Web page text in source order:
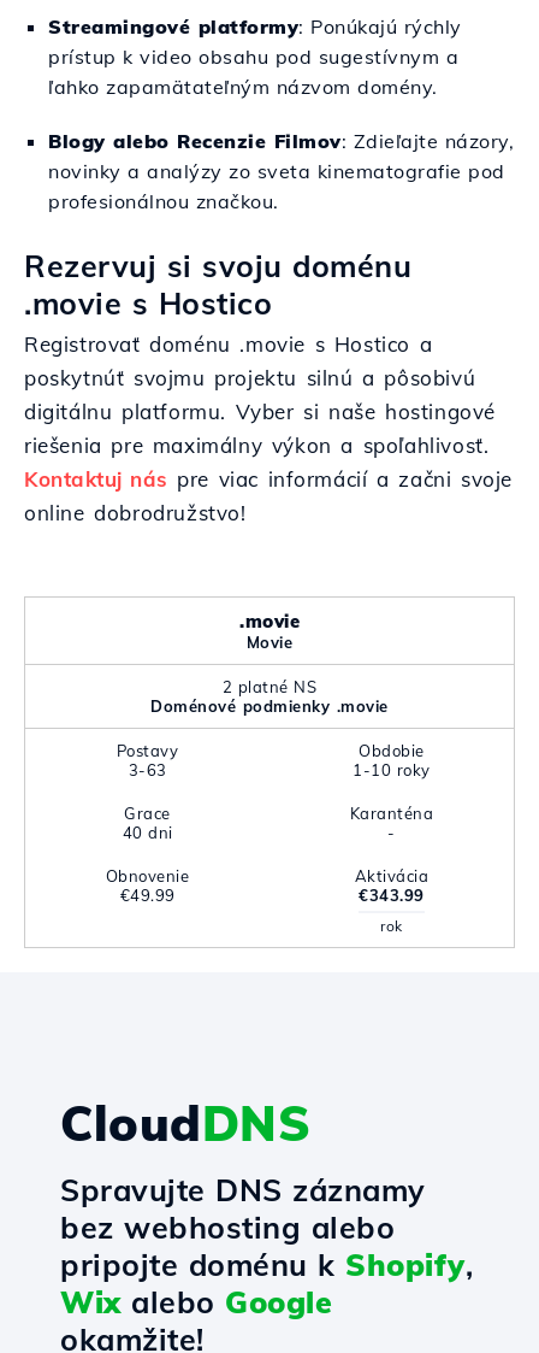
Streamingové platformy: Ponúkajú rýchly
prístup k video obsahu pod sugestívnym a
ľahko zapamätateľným názvom domény.
Blogy alebo Recenzie Filmov: Zdieľajte názory,
novinky a analýzy zo sveta kinematografie pod
profesionálnou značkou.
Rezervuj si svoju doménu
.movie s Hostico
Registrovať doménu .movie s Hostico a
poskytnúť svojmu projektu silnú a pôsobivú
digitálnu platformu. Vyber si naše hostingové
riešenia pre maximálny výkon a spoľahlivosť.
Kontaktuj nás pre viac informácií a začni svoje
online dobrodružstvo!
.movie
Movie
2 platné NS
Doménové podmienky .movie
Postavy
3-63
Obdobie
1-10 roky
Grace
40 dni
Karanténa
-
Obnovenie
€49.99
Aktivácia
€343.99
rok
CloudDNS
Spravujte DNS záznamy
bez webhosting alebo
pripojte doménu k Shopify,
Wixalebo Google
okamžite!